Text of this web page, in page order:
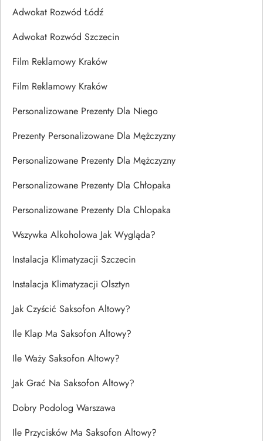
Adwokat Rozwód Łódź
Adwokat Rozwód Szczecin
Film Reklamowy Kraków
Film Reklamowy Kraków
Personalizowane Prezenty Dla Niego
Prezenty Personalizowane Dla Mężczyzny
Personalizowane Prezenty Dla Mężczyzny
Personalizowane Prezenty Dla Chłopaka
Personalizowane Prezenty Dla Chlopaka
Wszywka Alkoholowa Jak Wygląda?
Instalacja Klimatyzacji Szczecin
Instalacja Klimatyzacji Olsztyn
Jak Czyścić Saksofon Altowy?
Ile Klap Ma Saksofon Altowy?
Ile Waży Saksofon Altowy?
Jak Grać Na Saksofon Altowy?
Dobry Podolog Warszawa
Ile Przycisków Ma Saksofon Altowy?